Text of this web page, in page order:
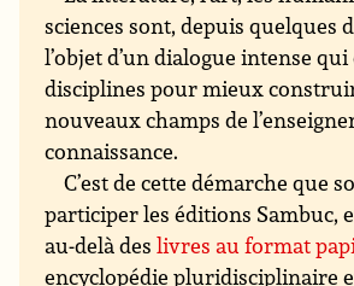
sciences sont, depuis quelques
l’objet d’un dialogue intense
disciplines pour mieux
nouveaux champs de
connaissance.
C’est de cette démarche que
participer les éditions Sambuc,
au-delà deslivres au format
encyclopédie pluridisciplinaire